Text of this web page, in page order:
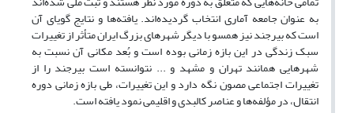
به عنوان جامعه آماری انتخاب گردیده‌اند. یافته‌ها و نتایج گویای آن
است که بیرجند نیز همسو با دیگر شهرهای بزرگ ایران متأثر از تغییرات
سبک زندگی در این بازه زمانی بوده است و بُعد مکانی آن نسبت به
شهرهایی همانند تهران و مشهد و ... نتوانسته است بیرجند را از
تغییرات اجتماعی مصون نگه دارد و این تغییرات، طی بازه زمانی دوره
انتقال، در مؤلفه‌ها و عناصر کالبدی و اقلیمی نمود یافته است.